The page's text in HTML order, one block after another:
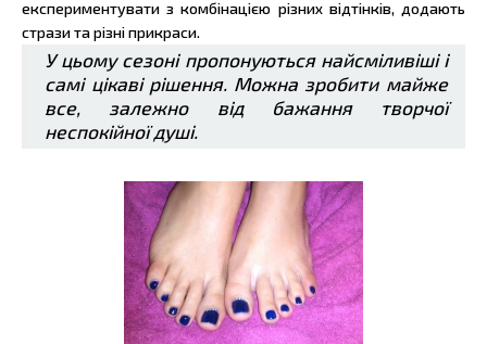
експериментувати з комбінацією різних відтінків, додають
стрази та різні прикраси.
У цьому сезоні пропонуються найсміливіші і
самі цікаві рішення. Можна зробити майже
все, залежно від бажання творчої
неспокійної душі.